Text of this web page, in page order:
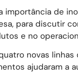
importância de
para discutir
e no
novas
ajudaram a